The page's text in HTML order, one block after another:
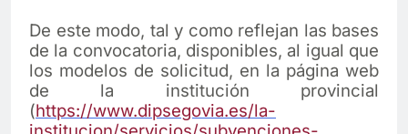
De este modo, tal y como reflejan las bases
de la convocatoria, disponibles, al igual que
los modelos de solicitud, en la página web
de la institución provincial
(https://www.dipsegovia.es/la-